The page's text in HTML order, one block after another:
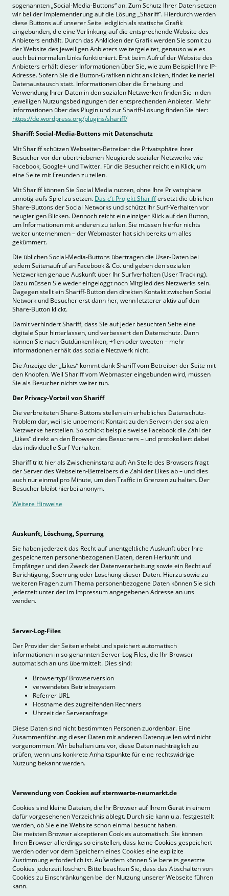
sogenannten „Social-Media-Buttons“ an. Zum Schutz Ihrer Daten setzen
wir bei der Implementierung auf die Lösung „Shariff“. Hierdurch werden
diese Buttons auf unserer Seite lediglich als statische Grafik
eingebunden, die eine Verlinkung auf die entsprechende Website des
Anbieters enthält. Durch das Anklicken der Grafik werden Sie somit zu
der Website des jeweiligen Anbieters weitergeleitet, genauso wie es
auch bei normalen Links funktioniert. Erst beim Aufruf der Website des
Anbieters erhält dieser Informationen über Sie, wie zum Beispiel Ihre IP-
Adresse. Sofern Sie die Button-Grafiken nicht anklicken, findet keinerlei
Datenaustausch statt. Informationen über die Erhebung und
Verwendung Ihrer Daten in den sozialen Netzwerken finden Sie in den
jeweiligen Nutzungsbedingungen der entsprechenden Anbieter. Mehr
Informationen über das Plugin und zur Shariff-Lösung finden Sie hier:
https://de.wordpress.org/plugins/shariff/
Shariff: Social-Media-Buttons mit Datenschutz
Mit Shariff schützen Webseiten-Betreiber die Privatsphäre ihrer
Besucher vor der übertriebenen Neugierde sozialer Netzwerke wie
Facebook, Google+ und Twitter. Für die Besucher reicht ein Klick, um
eine Seite mit Freunden zu teilen.
Mit Shariff können Sie Social Media nutzen, ohne Ihre Privatsphäre
unnötig aufs Spiel zu setzen. Das c’t-Projekt Shariffersetzt die üblichen
Share-Buttons der Social Networks und schützt Ihr Surf-Verhalten vor
neugierigen Blicken. Dennoch reicht ein einziger Klick auf den Button,
um Informationen mit anderen zu teilen. Sie müssen hierfür nichts
weiter unternehmen – der Webmaster hat sich bereits um alles
gekümmert.
Die üblichen Social-Media-Buttons übertragen die User-Daten bei
jedem Seitenaufruf an Facebook & Co. und geben den sozialen
Netzwerken genaue Auskunft über Ihr Surfverhalten (User Tracking).
Dazu müssen Sie weder eingeloggt noch Mitglied des Netzwerks sein.
Dagegen stellt ein Shariff-Button den direkten Kontakt zwischen Social
Network und Besucher erst dann her, wenn letzterer aktiv auf den
Share-Button klickt.
Damit verhindert Shariff, dass Sie auf jeder besuchten Seite eine
digitale Spur hinterlassen, und verbessert den Datenschutz. Dann
können Sie nach Gutdünken liken, +1en oder tweeten – mehr
Informationen erhält das soziale Netzwerk nicht.
Die Anzeige der „Likes“ kommt dank Shariff vom Betreiber der Seite mit
den Knöpfen. Weil Shariff vom Webmaster eingebunden wird, müssen
Sie als Besucher nichts weiter tun.
Der Privacy-Vorteil von Shariff
Die verbreiteten Share-Buttons stellen ein erhebliches Datenschutz-
Problem dar, weil sie unbemerkt Kontakt zu den Servern der sozialen
Netzwerke herstellen. So schickt beispielsweise Facebook die Zahl der
„Likes“ direkt an den Browser des Besuchers – und protokolliert dabei
das individuelle Surf-Verhalten.
Shariff tritt hier als Zwischeninstanz auf: An Stelle des Browsers fragt
der Server des Webseiten-Betreibers die Zahl der Likes ab – und dies
auch nur einmal pro Minute, um den Traffic in Grenzen zu halten. Der
Besucher bleibt hierbei anonym.
Weitere Hinweise
Auskunft, Löschung, Sperrung
Sie haben jederzeit das Recht auf unentgeltliche Auskunft über Ihre
gespeicherten personenbezogenen Daten, deren Herkunft und
Empfänger und den Zweck der Datenverarbeitung sowie ein Recht auf
Berichtigung, Sperrung oder Löschung dieser Daten. Hierzu sowie zu
weiteren Fragen zum Thema personenbezogene Daten können Sie sich
jederzeit unter der im Impressum angegebenen Adresse an uns
wenden.
Server-Log-Files
Der Provider der Seiten erhebt und speichert automatisch
Informationen in so genannten Server-Log Files, die Ihr Browser
automatisch an uns übermittelt. Dies sind:
Browsertyp/ Browserversion
verwendetes Betriebssystem
Referrer URL
Hostname des zugreifenden Rechners
Uhrzeit der Serveranfrage
Diese Daten sind nicht bestimmten Personen zuordenbar. Eine
Zusammenführung dieser Daten mit anderen Datenquellen wird nicht
vorgenommen. Wir behalten uns vor, diese Daten nachträglich zu
prüfen, wenn uns konkrete Anhaltspunkte für eine rechtswidrige
Nutzung bekannt werden.
Verwendung von Cookies auf sternwarte-neumarkt.de
Cookies sind kleine Dateien, die Ihr Browser auf Ihrem Gerät in einem
dafür vorgesehenen Verzeichnis ablegt. Durch sie kann u.a. festgestellt
werden, ob Sie eine Website schon einmal besucht haben.
Die meisten Browser akzeptieren Cookies automatisch. Sie können
Ihren Browser allerdings so einstellen, dass keine Cookies gespeichert
werden oder vor dem Speichern eines Cookies eine explizite
Zustimmung erforderlich ist. Außerdem können Sie bereits gesetzte
Cookies jederzeit löschen. Bitte beachten Sie, dass das Abschalten von
Cookies zu Einschränkungen bei der Nutzung unserer Webseite führen
kann.